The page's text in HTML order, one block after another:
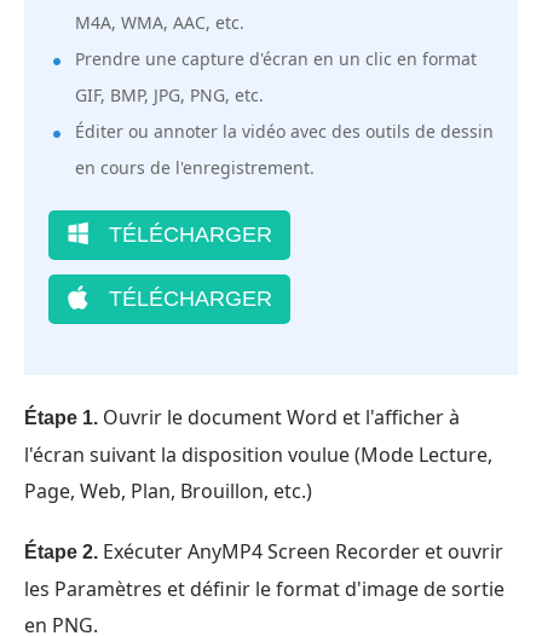
M4A, WMA, AAC, etc.
Prendre une capture d'écran en un clic en format
GIF, BMP, JPG, PNG, etc.
Éditer ou annoter la vidéo avec des outils de dessin
en cours de l'enregistrement.
TÉLÉCHARGER
TÉLÉCHARGER
Étape 1. Ouvrir le document Word et l'afficher à
l'écran suivant la disposition voulue (Mode Lecture,
Page, Web, Plan, Brouillon, etc.)
Étape 2. Exécuter AnyMP4 Screen Recorder et ouvrir
les Paramètres et définir le format d'image de sortie
en PNG.